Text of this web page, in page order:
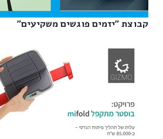
קבוצת "יזמים פוגשים משקיעים"‎